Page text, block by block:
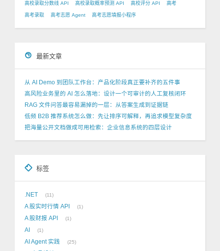
高校录取分数线 API 高校录取概率预测 API 高校评分 API 高考
高考录取 高考志愿 Agent 高考志愿填报小程序
最新文章
从 AI Demo 到团队工作台：产品化阶段真正要补齐的五件事
高风险业务里的 AI 怎么落地：设计一个可审计的人工复核闭环
RAG 文件问答最容易漏掉的一层：从答案生成到证据链
低频 B2B 推荐系统怎么做：先让排序可解释，再追求模型复杂度
把海量公开文档做成可用检索：企业信息系统的四层设计
标签
.NET 11
A 股实时行情 API 1
A 股财报 API 1
AI 1
AI Agent 实践 25